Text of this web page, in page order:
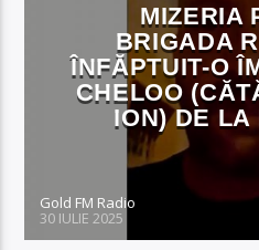
MIZERIA
BRIGADA
ÎNFĂPTUIT-O
CHELOO
ION) DE LA
Gold FM Radio
30 IULIE 2025